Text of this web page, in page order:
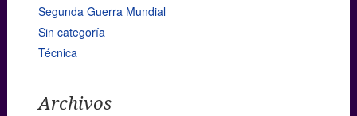
Segunda Guerra Mundial
Sin categoría
Técnica
Archivos